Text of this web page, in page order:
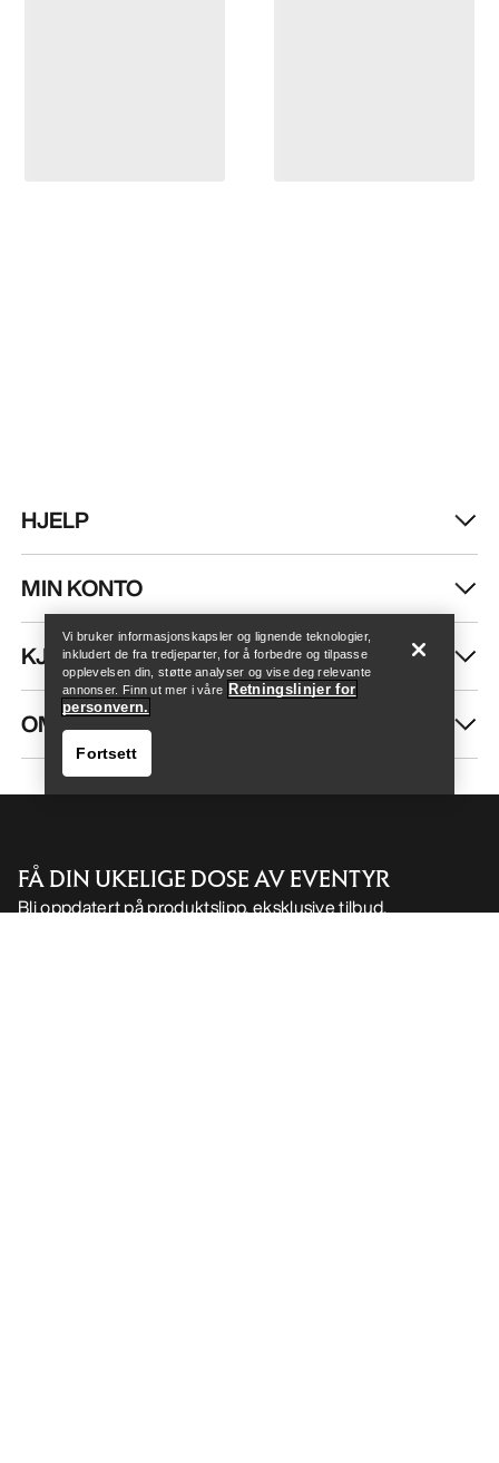
Finn butikk Help
HJELP
MIN KONTO
KJØP MER
OM OSS
FÅ DIN UKELIGE DOSE AV EVENTYR
Bli oppdatert på produktslipp, eksklusive tilbud,
Vi bruker informasjonskapsler og lignende teknologier,
inkludert de fra tredjeparter, for å forbedre og tilpasse
opplevelsen din, støtte analyser og vise deg relevante
annonser. Finn ut mer i våre Retningslinjer for
personvern.
Fortsett